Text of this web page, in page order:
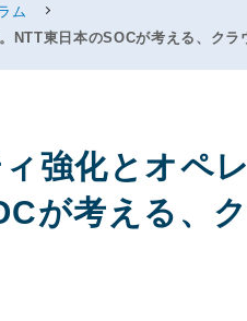
ム
NTT東日本のSOCが考える、クラ
強化とオペ
が考える、